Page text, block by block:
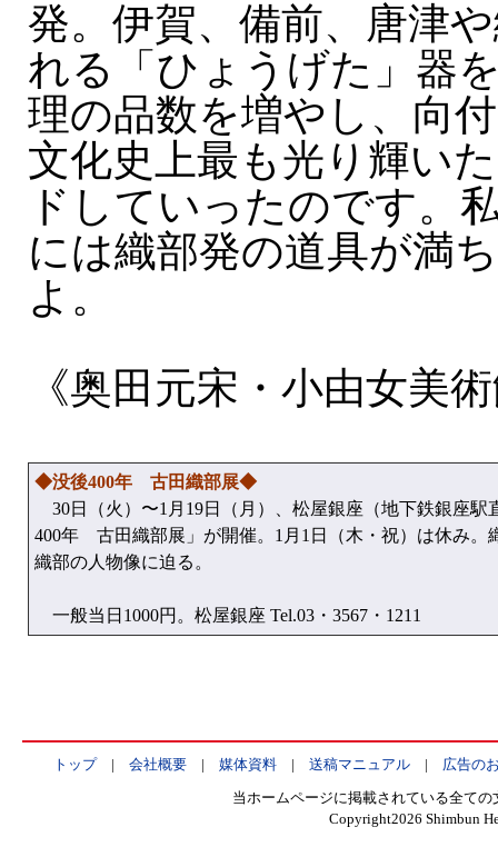
発。伊賀、備前、唐津
れる「ひょうげた」器
理の品数を増やし、向
文化史上最も光り輝い
ドしていったのです。
には織部発の道具が満
よ。
《奥田元宋・小由女美
◆没後400年 古田織部展◆
30日（火）〜1月19日（月）、松屋銀座（地下鉄銀座駅
400年 古田織部展」が開催。1月1日（木・祝）は休み。
織部の人物像に迫る。
一般当日1000円。松屋銀座 Tel.03・3567・1211
トップ| 会社概要| 媒体資料| 送稿マニュアル| 広告の
当ホームページに掲載されている全て
Copyright2026 Shimbun